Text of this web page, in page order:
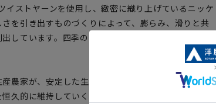
イストヤーンを使用し、緻密に織り上げているニッケ
を引き出すものづくりによって、膨らみ、滑りと共
しています。四季のある日本の気候に適した日本品
農家が、安定した生産、地球環境の保全、生命の尊
久的に維持していく努力を果たしていることを認証